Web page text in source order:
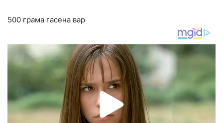
500 грама гасена вар